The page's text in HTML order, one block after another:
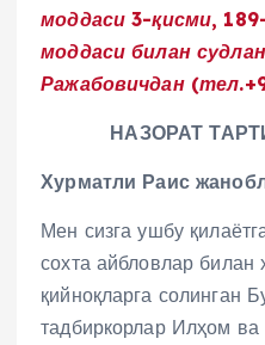
моддаси 3-қисми,
моддаси билан
Ражабовичдан
НАЗОРАТ
Хурматли Раис
Мен сизга ушбу
сохта айбловлар билан
қийноқларга солинган
тадбиркорлар Илҳом